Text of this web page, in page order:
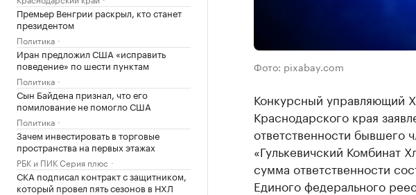
Премьер Венгрии раскрыл, кто станет
президентом
Политика
Иран предложил США «исправить
поведение» по шести пунктам
Политика
Сын Байдена признал, что его
помилование не помогло США
Политика
Зачем инвестировать в торговые
пространства на первых этажах
РБК и ПИК Серия плюс
СКА подписал контракт с защитником,
который провел пять сезонов в НХЛ
Фото: pixabay.com
Конкурсный управляющий
Краснодарского края
ответственности бывшего
«Гулькевичский Комбинат
сумма ответственности
Единого федерального